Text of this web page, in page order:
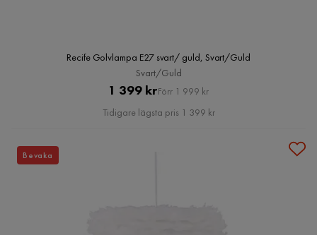
Recife Golvlampa E27 svart/ guld, Svart/Guld
Svart/Guld
Pris
1 399 krOriginal
Pris
Förr 1 999 kr
Tidigare lägsta pris 1 399 kr
Bevaka